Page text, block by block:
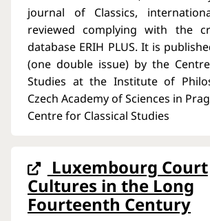
journal of Classics,
reviewed complying with the
database ERIH PLUS. It is
(one double issue) by the
Studies at the Institute of
Czech Academy of Sciences in
Centre for Classical Studies
Luxembourg Court
Cultures in the Long
Fourteenth Century